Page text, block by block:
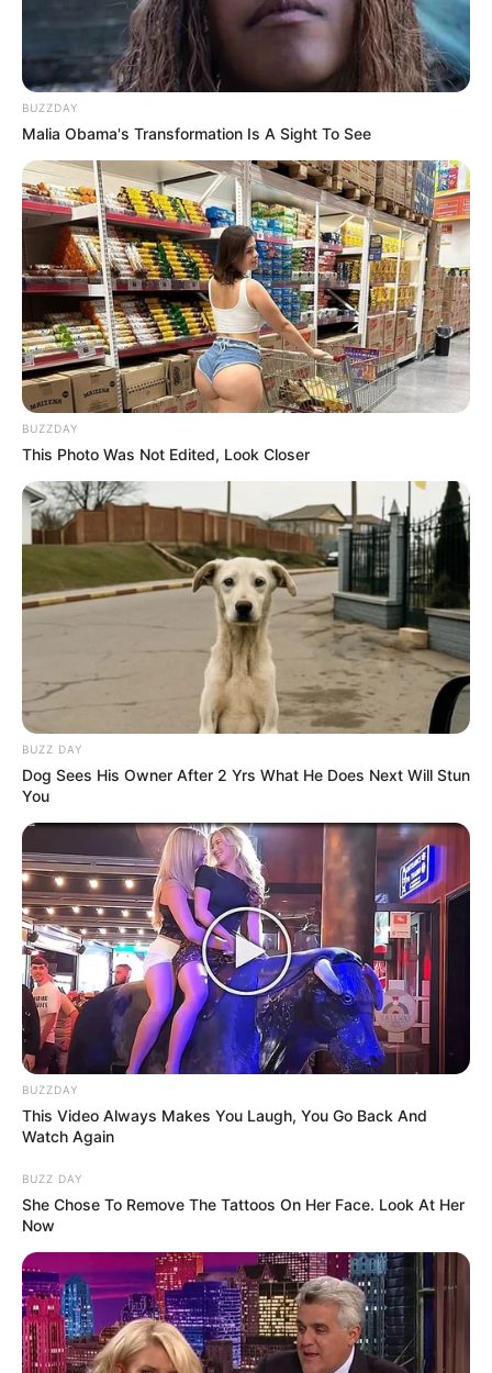
LIHAT ARTIKEL LAINNYA
Laras Kinanda Nyimas Ratu Rafa
Shenina Cinnamon Megan Domani
Beby Tsabina Salshabilla Adriani
TULIS KOMENTAR
Alamat email Anda tidak akan dipublikasikan. Ruas yang wajib ditandai
BUZZDAY
Malia Obama's Transformation Is A Sight To See
BUZZDAY
This Photo Was Not Edited, Look Closer
BUZZ DAY
Dog Sees His Owner After 2 Yrs What He Does Next Will Stun
You
BUZZDAY
This Video Always Makes You Laugh, You Go Back And
Watch Again
BUZZ DAY
She Chose To Remove The Tattoos On Her Face. Look At Her
Now